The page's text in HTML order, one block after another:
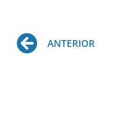
Prev
ANTERIOR